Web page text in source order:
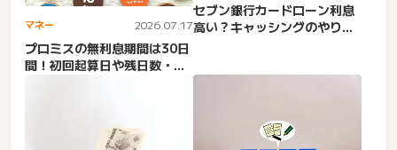
マネー 2026.07.17
プロミスの無利息期間は30日
間！初回起算日や残日数・残
セブン銀行カードローン利息
高い？キャッシングのやり